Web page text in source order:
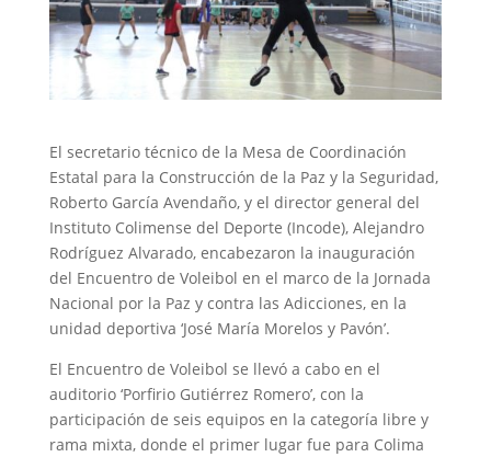
El secretario técnico de la Mesa de Coordinación
Estatal para la Construcción de la Paz y la Seguridad,
Roberto García Avendaño, y el director general del
Instituto Colimense del Deporte (Incode), Alejandro
Rodríguez Alvarado, encabezaron la inauguración
del Encuentro de Voleibol en el marco de la Jornada
Nacional por la Paz y contra las Adicciones, en la
unidad deportiva ‘José María Morelos y Pavón’.
El Encuentro de Voleibol se llevó a cabo en el
auditorio ‘Porfirio Gutiérrez Romero’, con la
participación de seis equipos en la categoría libre y
rama mixta, donde el primer lugar fue para Colima